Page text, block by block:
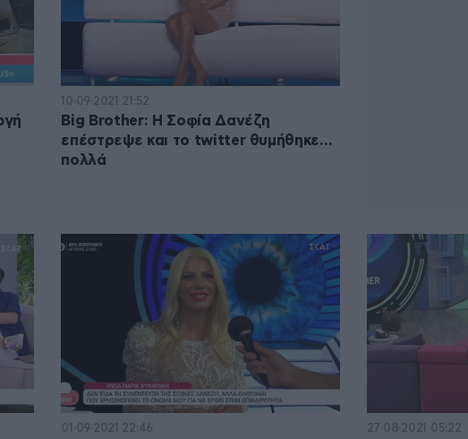
10·09·2021 21:52
Big Brother: Η Σοφία Δανέζη
επέστρεψε και το twitter θυμήθηκε…
πολλά
01·09·2021 22:46 27·08·2021 05:22